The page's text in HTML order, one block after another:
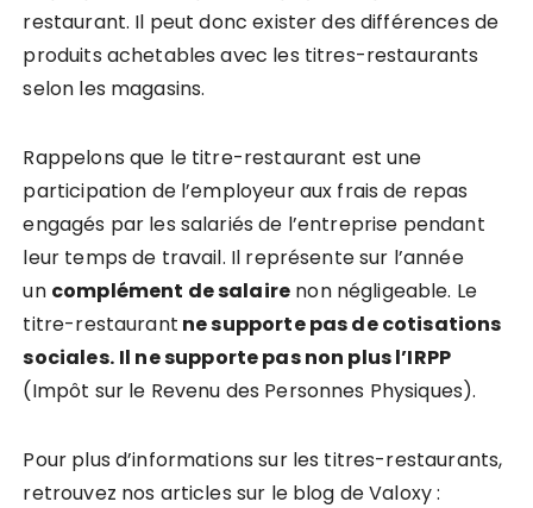
restaurant. Il peut donc exister des différences de
produits achetables avec les titres-restaurants
selon les magasins.
Rappelons que le titre-restaurant est une
participation de l’employeur aux frais de repas
engagés par les salariés de l’entreprise pendant
leur temps de travail. Il représente sur l’année
un complément de salaire non négligeable. Le
titre-restaurant ne supporte pas de cotisations
sociales. Il ne supporte pas non plus l’IRPP
(Impôt sur le Revenu des Personnes Physiques).
Pour plus d’informations sur les titres-restaurants,
retrouvez nos articles sur le blog de Valoxy :